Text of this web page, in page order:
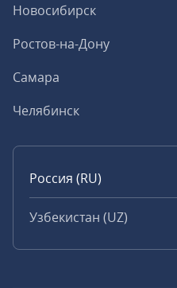
Новосибирск
Ростов-на-Дону
Самара
Челябинск
Россия (RU)
Узбекистан (UZ)